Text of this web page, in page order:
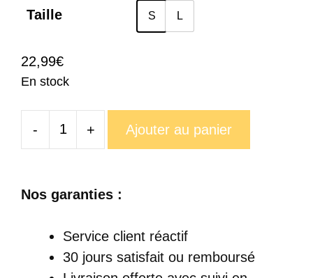
22,99€
à
Taille S L
22,99€
En stock
-
quantité
Fer
Vintage
+ Ajouter au panier
Nos garanties :
Service client réactif
30 jours satisfait ou remboursé